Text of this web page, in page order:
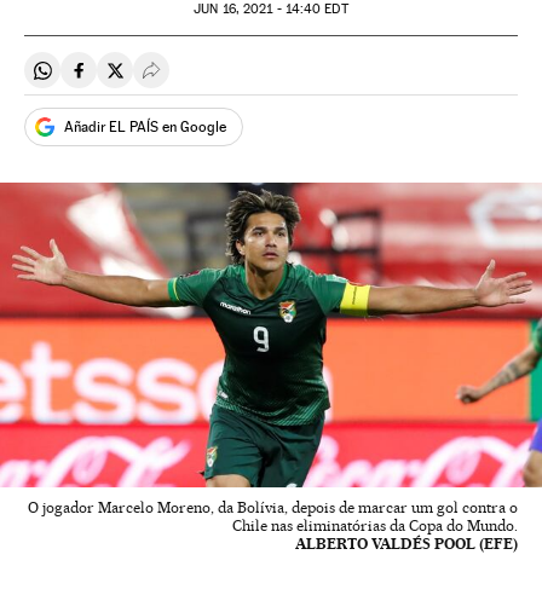
JUN 16, 2021 - 14:40 EDT
Compartir en Whatsapp
Compartir en Facebook
Compartir en Twitter
Desplegar Redes Sociales
Añadir EL PAÍS en Google
O jogador Marcelo Moreno, da Bolívia, depois de marcar um gol contra o
Chile nas eliminatórias da Copa do Mundo.
ALBERTO VALDÉS POOL (EFE)